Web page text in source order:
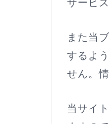
サービ
また当
するよ
せん。
当サイ